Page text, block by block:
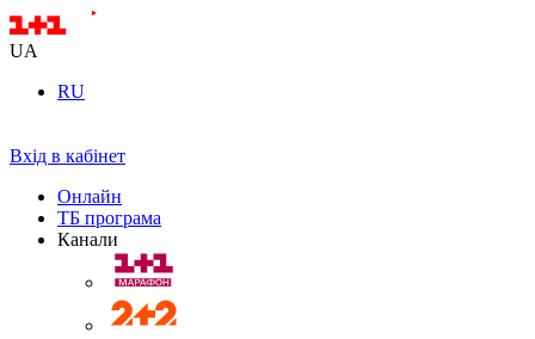
UA
RU
Вхід в кабінет
Онлайн
ТБ програма
Канали